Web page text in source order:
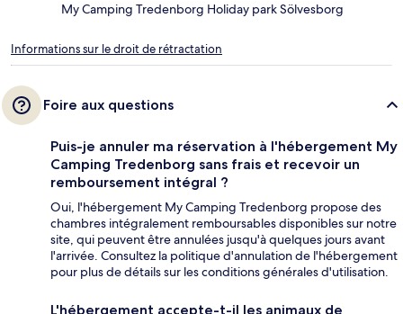
My Camping Tredenborg Holiday park Sölvesborg
Informations sur le droit de rétractation
Foire aux questions
Puis-je annuler ma réservation à l'hébergement My
Camping Tredenborg sans frais et recevoir un
remboursement intégral ?
Oui, l'hébergement My Camping Tredenborg propose des
chambres intégralement remboursables disponibles sur notre
site, qui peuvent être annulées jusqu'à quelques jours avant
l'arrivée. Consultez la politique d'annulation de l'hébergement
pour plus de détails sur les conditions générales d'utilisation.
L'hébergement accepte-t-il les animaux de